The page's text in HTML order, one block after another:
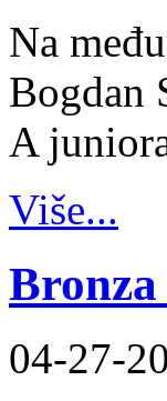
Na
Bogdan
A
Više...
04-27-